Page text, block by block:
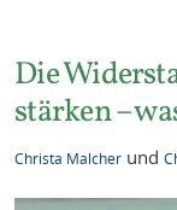
Die
stärken –
Christa Malcher und